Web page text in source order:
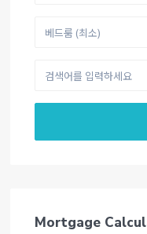
베드룸 (최소)
Mortgage